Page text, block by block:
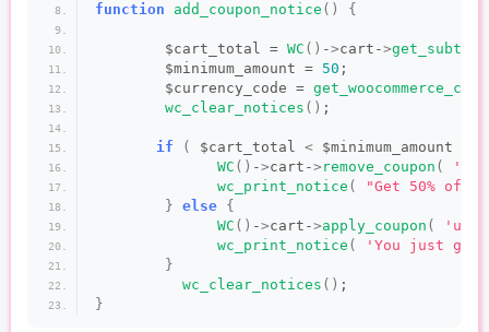
function add_coupon_notice () {
        $cart_total =
WC () ->cart->
        $minimum_amount =
50 ;
        $currency_code =
wc_clear_notices () ;
if ( $cart_total < $minimum_amount
WC () ->cart-> remove_coupon (
wc_print_notice (
"Get 50% off if
} else {
WC () ->cart->apply_coupon (
wc_print_notice (
'You just got
}
wc_clear_notices () ;
}